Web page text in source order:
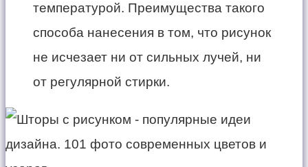
температурой. Преимущества такого
способа нанесения в том, что рисунок
не исчезает ни от сильных лучей, ни
от регулярной стирки.